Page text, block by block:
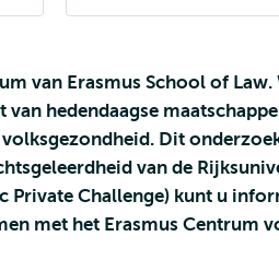
van Erasmus School of Law.
hedendaagse
Dit
van de
Private Challenge) kunt u
met het Erasmus Centrum